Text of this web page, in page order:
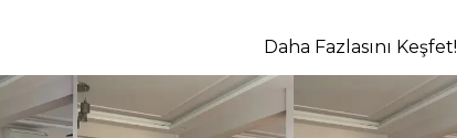
Daha Fazlasını Keşfet!